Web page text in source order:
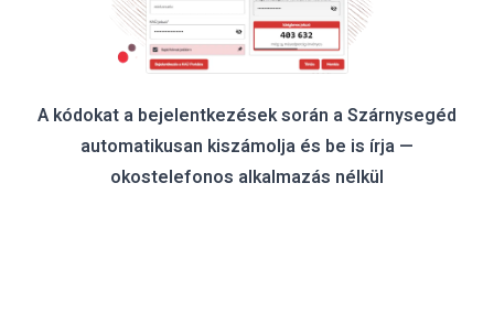
A kódokat a bejelentkezések során a Szárnysegéd
automatikusan kiszámolja és be is írja —
okostelefonos alkalmazás nélkül